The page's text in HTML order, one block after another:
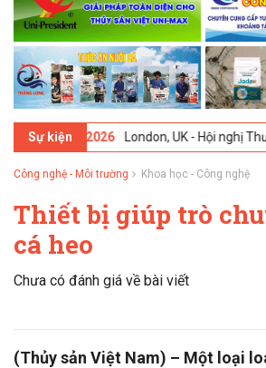
Sự kiện
09-02-2026 London, UK - Hội nghị Thượng
Công nghệ - Môi trường Khoa học - Công nghệ
Thiết bị giúp trò
cá heo
Chưa có đánh giá về bài viết
(Thủy sản Việt Nam) – Một loại